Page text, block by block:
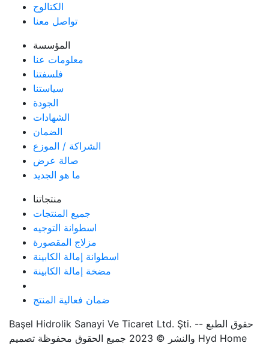
الكتالوج
تواصل معنا
المؤسسة
معلومات عنا
فلسفتنا
سياستنا
الجودة
الشهادات
الضمان
الشراكة / الموزع
صالة عرض
ما هو الجديد
منتجاتنا
جميع المنتجات
اسطوانة التوجيه
مزلاج المقصورة
اسطوانة إمالة الكابينة
مضخة إمالة الكابينة
ضمان فعالية المنتج
Başel Hidrolik Sanayi Ve Ticaret Ltd. Şti. -- حقوق الطبع
والنشر © 2023 جميع الحقوق محفوظة تصميم Hyd Home